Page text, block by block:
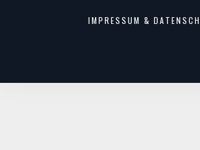
IMPRESSUM &